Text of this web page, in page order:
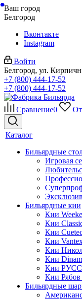
Ваш город
Белгород
Вконтакте
Instagram
Войти
Белгород, ул.
+7 (800) 444-17-52
+7 (800) 444-17-52
Сравнение0
Каталог
Бильярдные
Игровая
Бильярдные кии
Кии
Кии
Кии
Кии
Кии
Кии
Кии
Кии Рябов
Бильярдные